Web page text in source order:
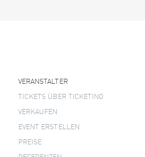
VERANSTALTER
TICKETS ÜBER TICKETINO
VERKAUFEN
EVENT ERSTELLEN
PREISE